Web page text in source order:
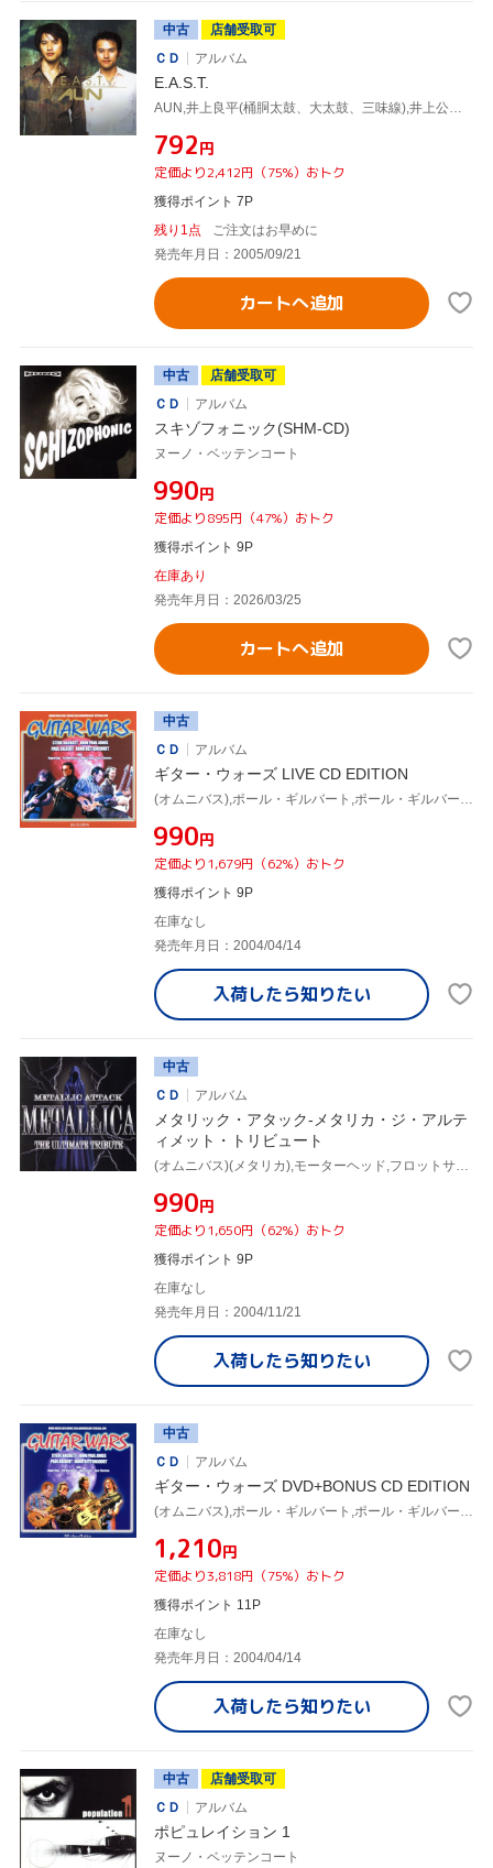
中古
店舗受取可
ＣＤ
アルバム
E.A.S.T.
AUN,井上良平(桶胴太鼓、大太鼓、三味線),井上公平(桶胴太鼓、篠笛、三味線),海津賢(syn、prog、key),柏木広樹(vc),T.M.スティーヴンス(b),ヌーノ・ベッテンコート(g),マイケル・バーンズ(g)
¥792円
定価より2,412円（75%）おトク
獲得ポイント 7P
残り1点
ご注文はお早めに
発売年月日：2005/09/21
カートへ追加
中古
店舗受取可
ＣＤ
アルバム
スキゾフォニック(SHM-CD)
ヌーノ・ベッテンコート
¥990円
定価より895円（47%）おトク
獲得ポイント 9P
在庫あり
発売年月日：2026/03/25
カートへ追加
中古
ＣＤ
アルバム
ギター・ウォーズ LIVE CD EDITION
¥990円
定価より1,679円（62%）おトク
獲得ポイント 9P
在庫なし
発売年月日：2004/04/14
入荷したら知りたい
中古
ＣＤ
アルバム
メタリック・アタック-メタリカ・ジ・アルテ
ィメット・トリビュート
(オムニバス)(メタリカ),モーターヘッド,フロットサム&ジェットサム,トミー・ヴィクター,ヌーノ・ベッテンコート,ジョーイ・ヴェラ,スコット・トラヴィス,デス・エンジェル
¥990円
定価より1,650円（62%）おトク
獲得ポイント 9P
在庫なし
発売年月日：2004/11/21
入荷したら知りたい
中古
ＣＤ
アルバム
ギター・ウォーズ DVD+BONUS CD EDITION
¥1,210円
定価より3,818円（75%）おトク
獲得ポイント 11P
在庫なし
発売年月日：2004/04/14
入荷したら知りたい
中古
店舗受取可
ＣＤ
アルバム
ポピュレイション 1
ヌーノ・ベッテンコート